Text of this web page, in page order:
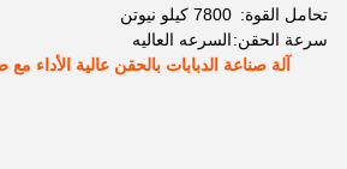
تحامل القوة: 7800 كيلو نيوتن
سرعة الحقن:السرعه العاليه
آلة صناعة الدبابات بالحقن عالية الأداء